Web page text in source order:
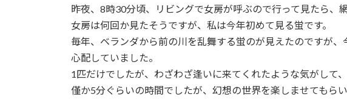
昨夜、8時30分頃、リビングで女房が呼ぶので行って見たら、
女房は何回か見たそうですが、私は今年初めて見る蛍です。
毎年、ベランダから前の川を乱舞する蛍のが見えたのですが、
心配していました。
1匹だけでしたが、わざわざ逢いに来てくれたような気がして
僅か5分ぐらいの時間でしたが、幻想の世界を楽しませてもらい